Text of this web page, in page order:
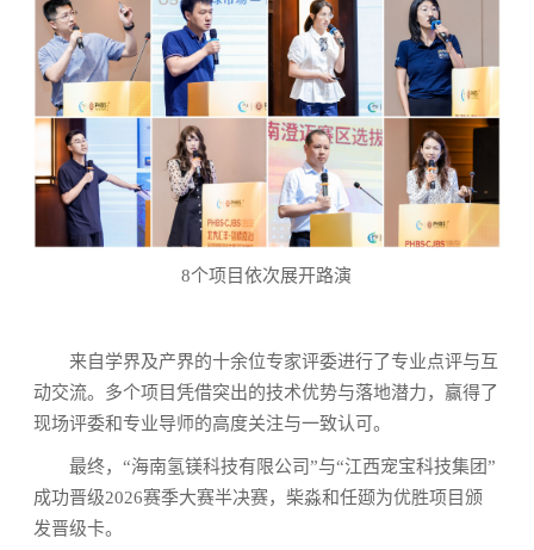
8个项目依次展开路演
来自学界及产界的十余位专家评委进行了专业点评与互
动交流。多个项目凭借突出的技术优势与落地潜力，赢得了
现场评委和专业导师的高度关注与一致认可。
最终，“海南氢镁科技有限公司”与“江西宠宝科技集团”
成功晋级2026赛季大赛半决赛，柴淼和任颋为优胜项目颁
发晋级卡。